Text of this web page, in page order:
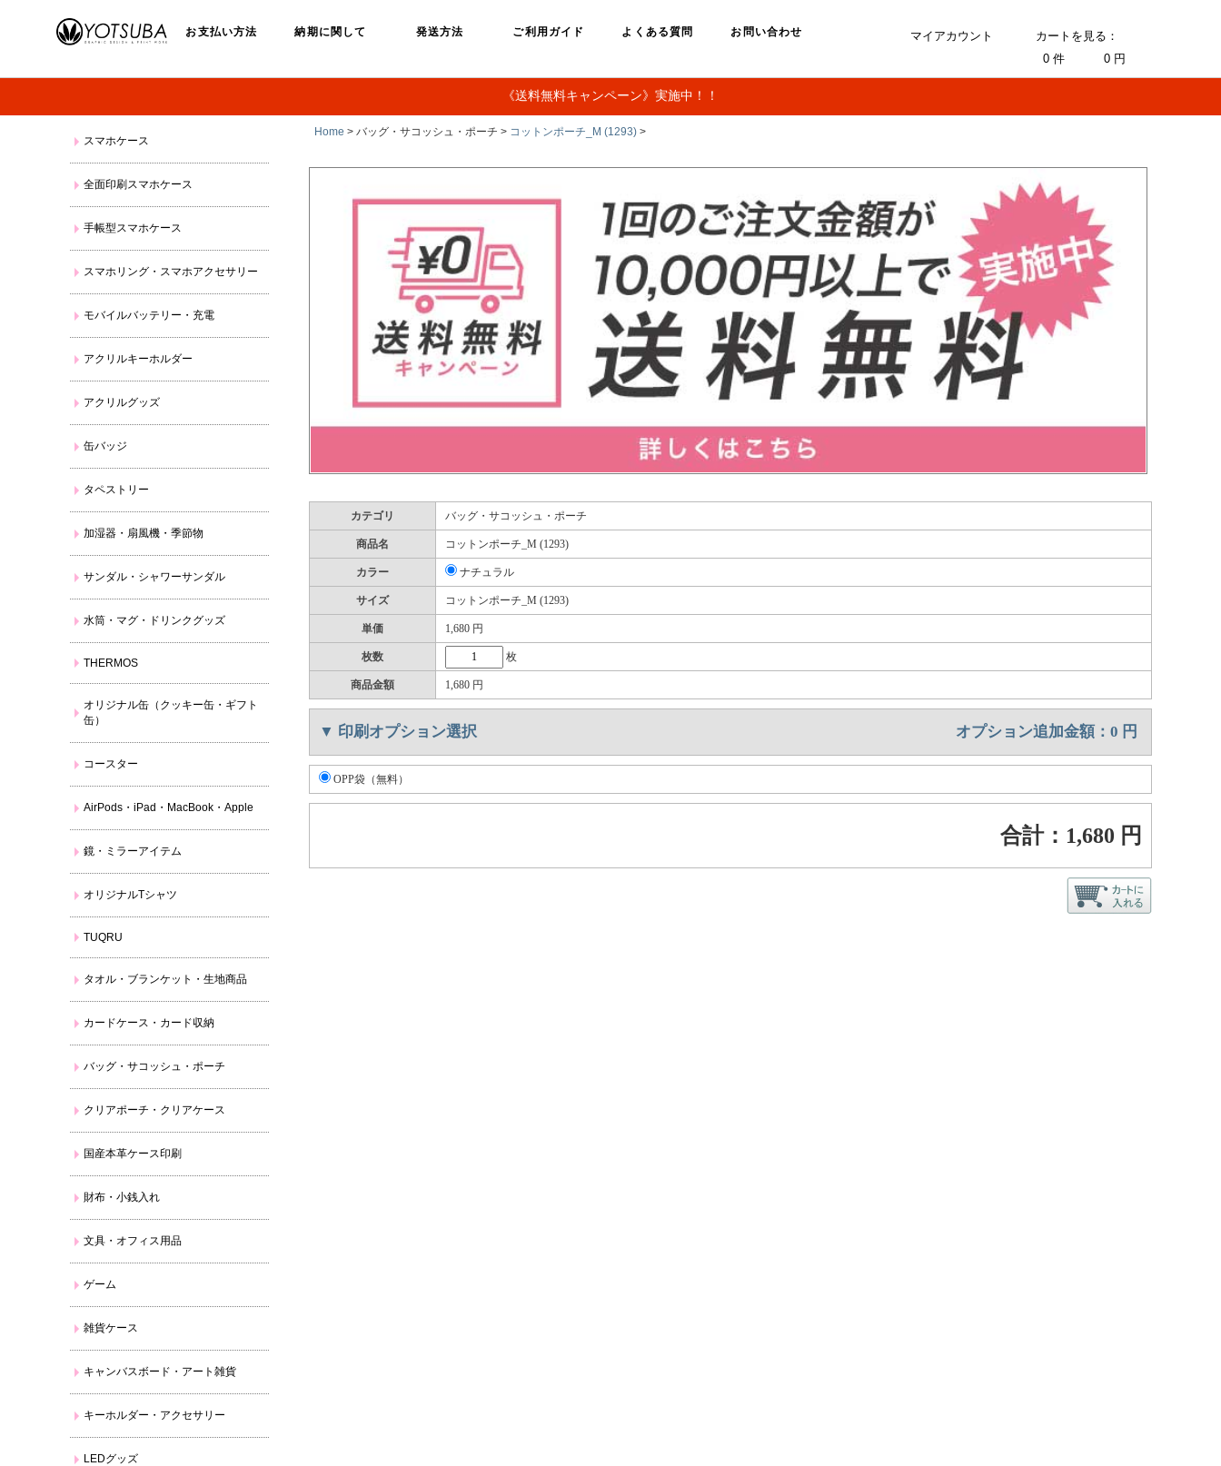
お支払い方法 納期に関して 発送方法 ご利用ガイド よくある質問 お問い合わせ マイアカウント
カートを見る：
0 件 0 円
《送料無料キャンペーン》実施中！！
スマホケース
全面印刷スマホケース
手帳型スマホケース
スマホリング・スマホアクセサリー
モバイルバッテリー・充電
アクリルキーホルダー
アクリルグッズ
缶バッジ
タペストリー
加湿器・扇風機・季節物
サンダル・シャワーサンダル
水筒・マグ・ドリンクグッズ
THERMOS
オリジナル缶（クッキー缶・ギフト
缶）
コースター
AirPods・iPad・MacBook・Apple
鏡・ミラーアイテム
オリジナルTシャツ
TUQRU
タオル・ブランケット・生地商品
カードケース・カード収納
バッグ・サコッシュ・ポーチ
クリアポーチ・クリアケース
国産本革ケース印刷
財布・小銭入れ
文具・オフィス用品
ゲーム
雑貨ケース
キャンバスボード・アート雑貨
キーホルダー・アクセサリー
LEDグッズ
Home > バッグ・サコッシュ・ポーチ > コットンポーチ_M (1293) >
カテゴリ バッグ・サコッシュ・ポーチ
商品名 コットンポーチ_M (1293)
カラー ナチュラル
サイズ コットンポーチ_M (1293)
単価 1,680円
枚数 枚
商品金額 1,680円
▼ 印刷オプション選択 オプション追加金額： 0 円
OPP袋（無料）
合計： 1,680 円